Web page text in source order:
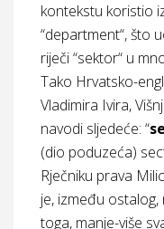
kontekstu koristio
“department“, što
riječi “sektor“ u
Tako Hrvatsko-
Vladimira Ivira,
navodi sljedeće: “
(dio poduzeća)
Rječniku prava
je, između ostalog,
toga, manje-više